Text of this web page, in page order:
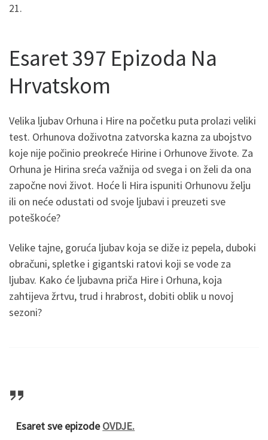
21.
Esaret 397 Epizoda Na
Hrvatskom
Velika ljubav Orhuna i Hire na početku puta prolazi veliki
test. Orhunova doživotna zatvorska kazna za ubojstvo
koje nije počinio preokreće Hirine i Orhunove živote. Za
Orhuna je Hirina sreća važnija od svega i on želi da ona
započne novi život. Hoće li Hira ispuniti Orhunovu želju
ili on neće odustati od svoje ljubavi i preuzeti sve
poteškoće?
Velike tajne, goruća ljubav koja se diže iz pepela, duboki
obračuni, spletke i gigantski ratovi koji se vode za
ljubav. Kako će ljubavna priča Hire i Orhuna, koja
zahtijeva žrtvu, trud i hrabrost, dobiti oblik u novoj
sezoni?
Esaret sve epizodeOVDJE.